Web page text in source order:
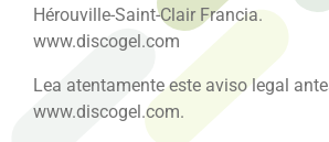
Hérouville-Saint-Clair Francia.
www.discogel.com
Lea atentamente este aviso legal
www.discogel.com.